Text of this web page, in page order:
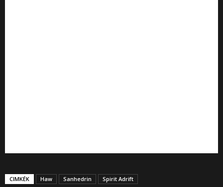
CIMKÉK Haw Sanhedrin Spirit Adrift